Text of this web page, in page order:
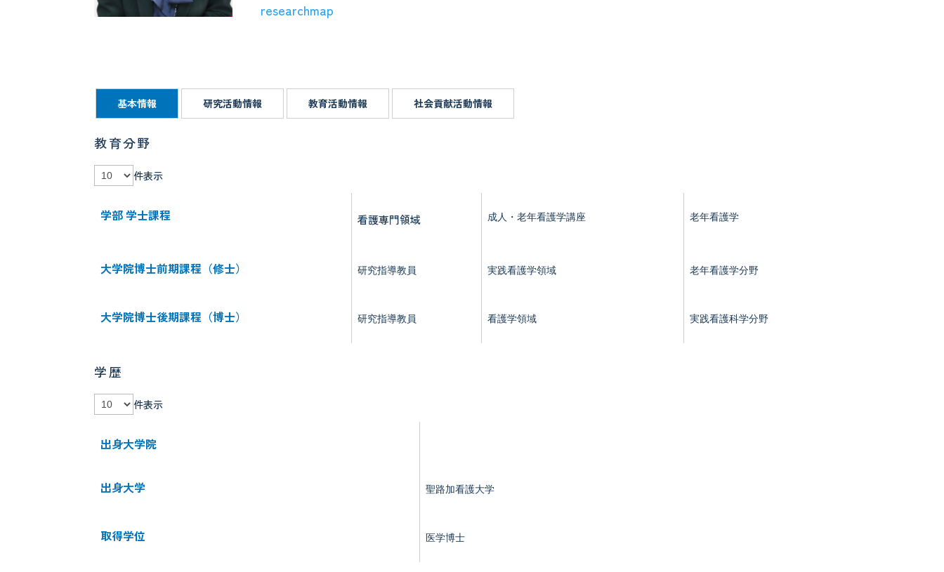
researchmap
基本情報 研究活動情報 教育活動情報 社会貢献活動情報
教育分野
件表示
学部 学士課程 看護専門領域 成人・老年看護学講座 老年看護学
大学院博士前期課程（修士） 研究指導教員 実践看護学領域 老年看護学分野
大学院博士後期課程（博士） 研究指導教員 看護学領域 実践看護科学分野
学歴
件表示
出身大学院
出身大学 聖路加看護大学
取得学位 医学博士